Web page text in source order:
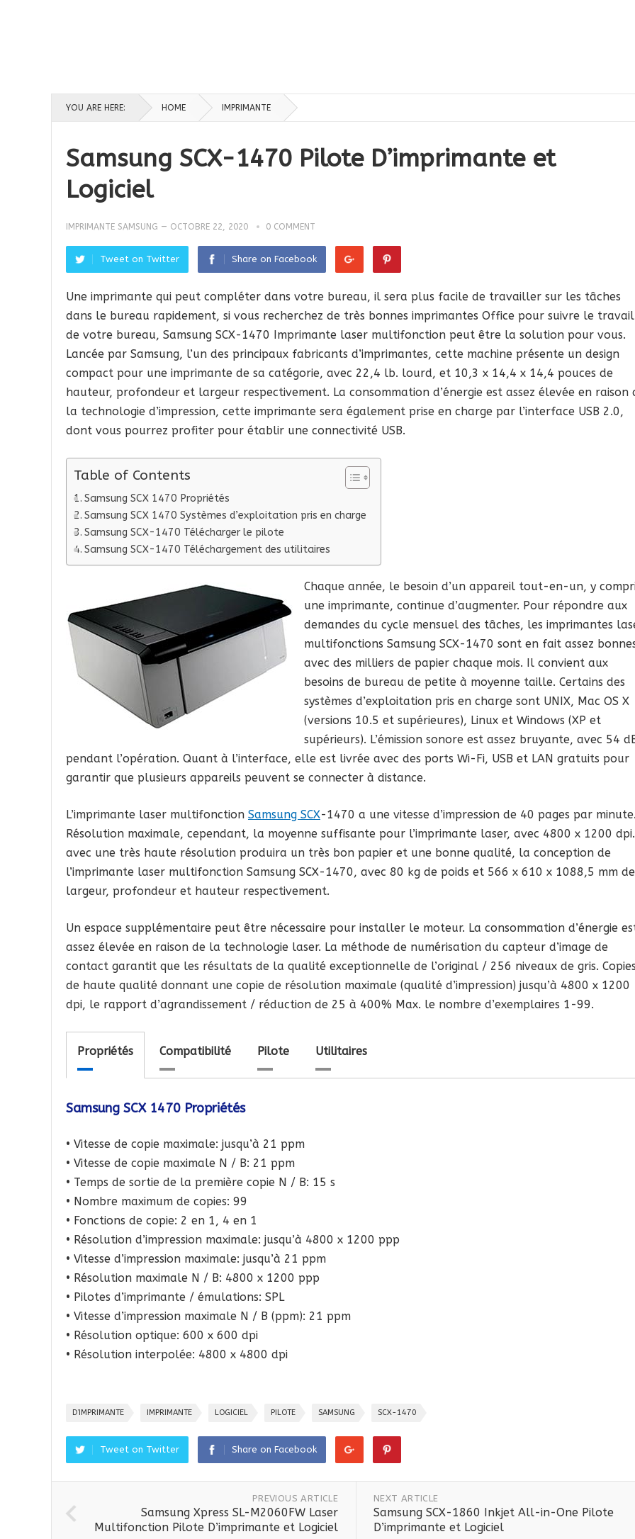
YOU ARE HERE: HOME IMPRIMANTE
Samsung SCX-1470 Pilote D’imprimante et
Logiciel
IMPRIMANTE SAMSUNG — OCTOBRE 22, 2020 0 COMMENT
Tweet on Twitter Share on Facebook
Une imprimante qui peut compléter dans votre bureau, il sera plus facile de travailler sur les tâches
dans le bureau rapidement, si vous recherchez de très bonnes imprimantes Office pour suivre le travail
de votre bureau, Samsung SCX-1470 Imprimante laser multifonction peut être la solution pour vous.
Lancée par Samsung, l’un des principaux fabricants d’imprimantes, cette machine présente un design
compact pour une imprimante de sa catégorie, avec 22,4 lb. lourd, et 10,3 x 14,4 x 14,4 pouces de
hauteur, profondeur et largeur respectivement. La consommation d’énergie est assez élevée en raison
la technologie d’impression, cette imprimante sera également prise en charge par l’interface USB 2.0,
dont vous pourrez profiter pour établir une connectivité USB.
Table of Contents
Samsung SCX 1470 Propriétés
Samsung SCX 1470 Systèmes d’exploitation pris en charge
Samsung SCX-1470 Télécharger le pilote
Samsung SCX-1470 Téléchargement des utilitaires
Chaque année, le besoin d’un appareil tout-en-un, y
une imprimante, continue d’augmenter. Pour répondre aux
demandes du cycle mensuel des tâches, les imprimantes
multifonctions Samsung SCX-1470 sont en fait assez
avec des milliers de papier chaque mois. Il convient aux
besoins de bureau de petite à moyenne taille. Certains des
systèmes d’exploitation pris en charge sont UNIX, Mac OS X
(versions 10.5 et supérieures), Linux et Windows (XP et
supérieurs). L’émission sonore est assez bruyante, avec 54
pendant l’opération. Quant à l’interface, elle est livrée avec des ports Wi-Fi, USB et LAN gratuits pour
garantir que plusieurs appareils peuvent se connecter à distance.
L’imprimante laser multifonction Samsung SCX-1470 a une vitesse d’impression de 40 pages par
Résolution maximale, cependant, la moyenne suffisante pour l’imprimante laser, avec 4800 x 1200 dpi.
avec une très haute résolution produira un très bon papier et une bonne qualité, la conception de
l’imprimante laser multifonction Samsung SCX-1470, avec 80 kg de poids et 566 x 610 x 1088,5 mm de
largeur, profondeur et hauteur respectivement.
Un espace supplémentaire peut être nécessaire pour installer le moteur. La consommation d’énergie
assez élevée en raison de la technologie laser. La méthode de numérisation du capteur d’image de
contact garantit que les résultats de la qualité exceptionnelle de l’original / 256 niveaux de gris.
de haute qualité donnant une copie de résolution maximale (qualité d’impression) jusqu’à 4800 x 1200
dpi, le rapport d’agrandissement / réduction de 25 à 400% Max. le nombre d’exemplaires 1-99.
Propriétés Compatibilité Pilote Utilitaires
Samsung SCX 1470 Propriétés
• Vitesse de copie maximale: jusqu’à 21 ppm
• Vitesse de copie maximale N / B: 21 ppm
• Temps de sortie de la première copie N / B: 15 s
• Nombre maximum de copies: 99
• Fonctions de copie: 2 en 1, 4 en 1
• Résolution d’impression maximale: jusqu’à 4800 x 1200 ppp
• Vitesse d’impression maximale: jusqu’à 21 ppm
• Résolution maximale N / B: 4800 x 1200 ppp
• Pilotes d’imprimante / émulations: SPL
• Vitesse d’impression maximale N / B (ppm): 21 ppm
• Résolution optique: 600 x 600 dpi
• Résolution interpolée: 4800 x 4800 dpi
D’IMPRIMANTE IMPRIMANTE LOGICIEL PILOTE SAMSUNG SCX-1470
Tweet on Twitter Share on Facebook
PREVIOUS ARTICLE
Samsung Xpress SL-M2060FW Laser
Multifonction Pilote D’imprimante et Logiciel
NEXT ARTICLE
Samsung SCX-1860 Inkjet All-in-One Pilote
D’imprimante et Logiciel